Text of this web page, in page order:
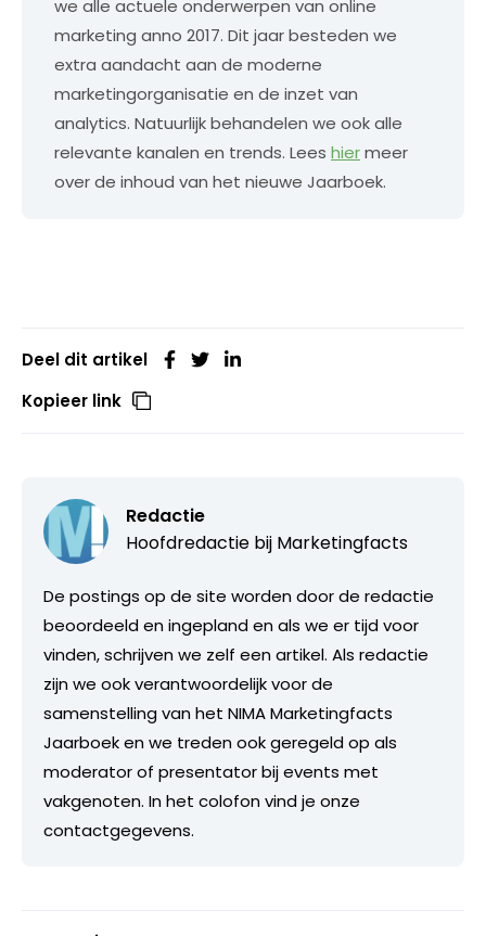
we alle actuele onderwerpen van online
marketing anno 2017. Dit jaar besteden we
extra aandacht aan de moderne
marketingorganisatie en de inzet van
analytics. Natuurlijk behandelen we ook alle
relevante kanalen en trends. Lees hiermeer
over de inhoud van het nieuwe Jaarboek.
Deel dit artikel
Kopieer link
Redactie
Hoofdredactie bij Marketingfacts
De postings op de site worden door de redactie
beoordeeld en ingepland en als we er tijd voor
vinden, schrijven we zelf een artikel. Als redactie
zijn we ook verantwoordelijk voor de
samenstelling van het NIMA Marketingfacts
Jaarboek en we treden ook geregeld op als
moderator of presentator bij events met
vakgenoten. In het colofon vind je onze
contactgegevens.